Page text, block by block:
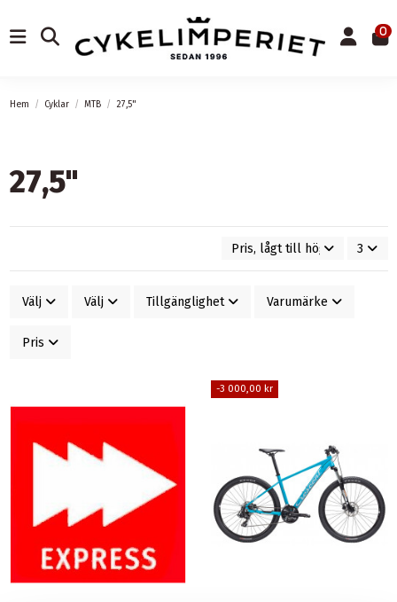
0
Hem Cyklar MTB 27,5"
27,5"
Pris, lågt till högt 3
Välj Välj Tillgänglighet Varumärke
Pris
-3 000,00 kr